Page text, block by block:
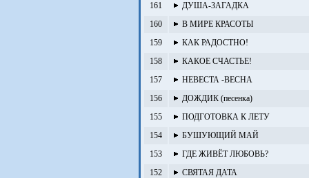
161
ДУША-ЗАГАДКА
160
В МИРЕ КРАСОТЫ
159
КАК РАДОСТНО!
158
КАКОЕ СЧАСТЬЕ!
157
НЕВЕСТА -ВЕСНА
156
ДОЖДИК (песенка)
155
ПОДГОТОВКА К ЛЕТУ
154
БУШУЮЩИЙ МАЙ
153
ГДЕ ЖИВЁТ ЛЮБОВЬ?
152
СВЯТАЯ ДАТА